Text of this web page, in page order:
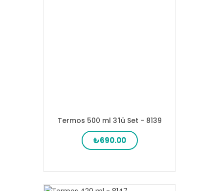
Termos 500 ml 3'lü Set - 8139
₺690.00